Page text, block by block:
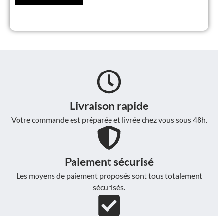
Livraison rapide
Votre commande est préparée et livrée chez vous sous 48h.
Paiement sécurisé
Les moyens de paiement proposés sont tous totalement
sécurisés.